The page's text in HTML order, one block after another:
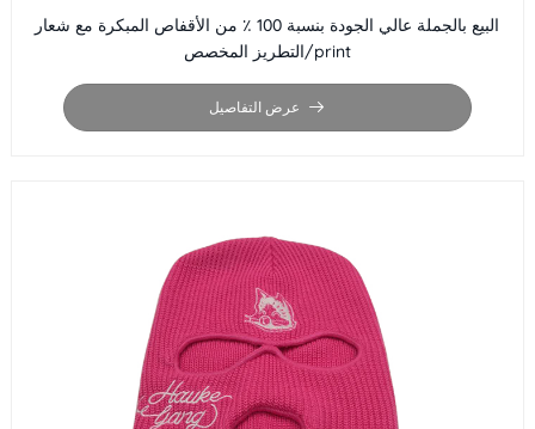
البيع بالجملة عالي الجودة بنسبة 100 ٪ من الأقفاص المبكرة مع شعار
التطريز المخصص/print
عرض التفاصيل